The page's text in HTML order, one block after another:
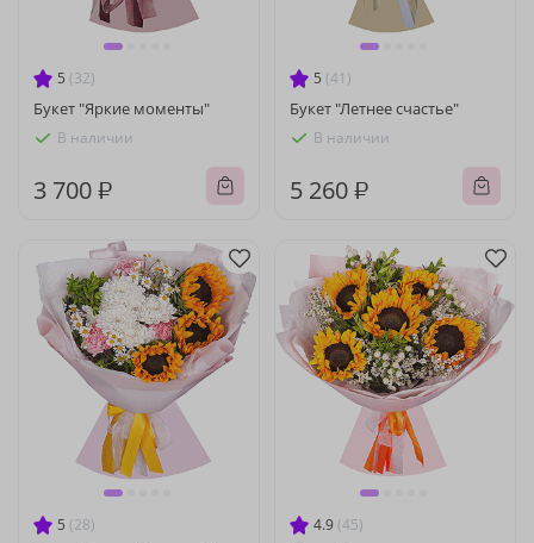
5 (32)
Букет "Яркие моменты"
В наличии
3 700 ₽
5 (41)
Букет "Летнее счастье"
В наличии
5 260 ₽
5 (28) 4.9 (45)